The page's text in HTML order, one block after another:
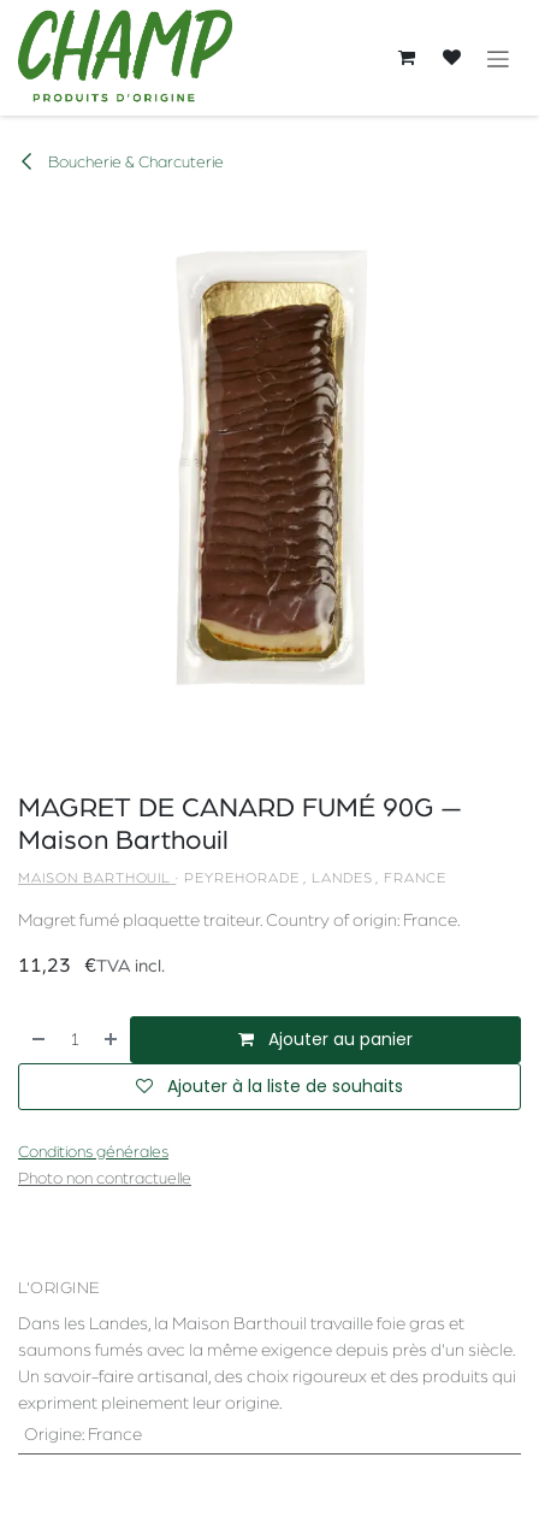
Se rendre au contenu
Boucherie & Charcuterie
MAGRET DE CANARD FUMÉ 90G —
Maison Barthouil
MAISON BARTHOUIL · PEYREHORADE LANDES FRANCE
Magret fumé plaquette traiteur. Country of origin: France.
11,23 €TVA incl.
Ajouter au panier
Ajouter à la liste de souhaits
Conditions générales
Photo non contractuelle
L'ORIGINE
Dans les Landes, la Maison Barthouil travaille foie gras et
saumons fumés avec la même exigence depuis près d'un siècle.
Un savoir-faire artisanal, des choix rigoureux et des produits qui
expriment pleinement leur origine.
Origine: France